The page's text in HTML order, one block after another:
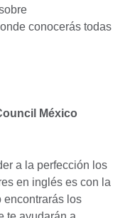
conocerás todas
México
a la perfección los
en inglés es con la
encontrarás los